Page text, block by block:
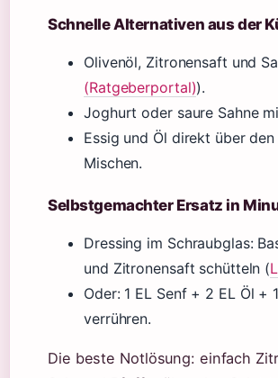
Schnelle Alternativen aus der
Olivenöl, Zitronensaft und
(Ratgeberportal)).
Joghurt oder saure Sahne
Essig und Öl direkt über
Mischen.
Selbstgemachter Ersatz in
Dressing im Schraubglas:
und Zitronensaft schütteln (
Oder: 1 EL Senf + 2 EL Öl +
verrühren.
Die beste Notlösung: einfach